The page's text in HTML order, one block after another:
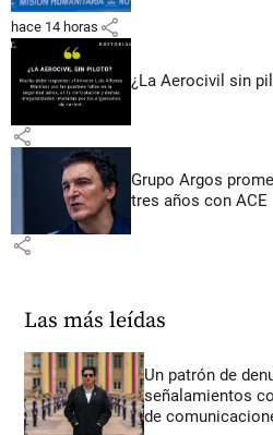
hace 14 horas share
¿La Aerocivil sin
share
Grupo Argos
tres años con ACE
share
Las más leídas
Un patrón de
señalamientos
de